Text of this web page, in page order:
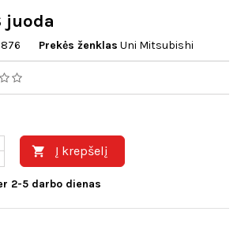
juoda
Prekės ženklas Uni Mitsubishi
 Į krepšelį
2-5 darbo dienas